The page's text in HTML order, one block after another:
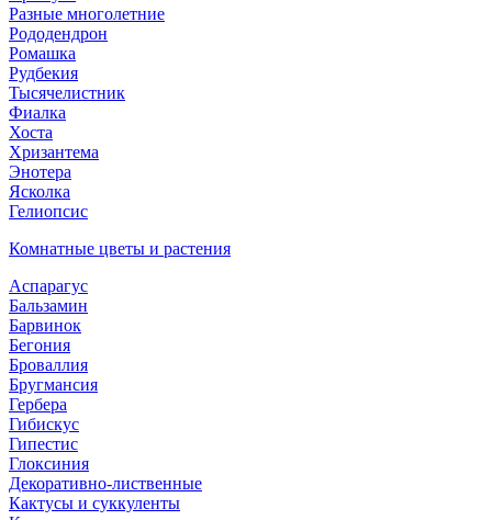
Разные многолетние
Рододендрон
Ромашка
Рудбекия
Тысячелистник
Фиалка
Хоста
Хризантема
Энотера
Ясколка
Гелиопсис
Комнатные цветы и растения
Аспарагус
Бальзамин
Барвинок
Бегония
Броваллия
Бругмансия
Гербера
Гибискус
Гипестис
Глоксиния
Декоративно-лиственные
Кактусы и суккуленты